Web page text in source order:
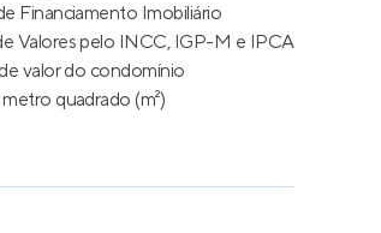
Financiamento Imobiliário
Valores pelo INCC, IGP-M e IPCA
valor do condomínio
quadrado (m²)